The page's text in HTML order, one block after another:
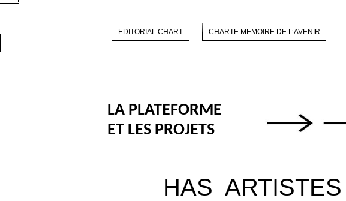
HAS ARTISTES
CHARTE MEMOIRE DE L’AVENIR
EDITORIAL CHART
LA PLATEFORME
ET LES PROJETS